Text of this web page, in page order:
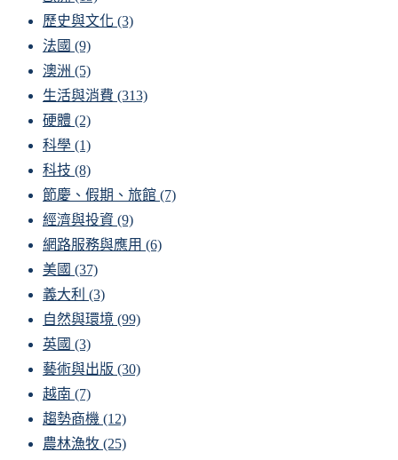
歷史與文化 (3)
法國 (9)
澳洲 (5)
生活與消費 (313)
硬體 (2)
科學 (1)
科技 (8)
節慶、假期、旅館 (7)
經濟與投資 (9)
網路服務與應用 (6)
美國 (37)
義大利 (3)
自然與環境 (99)
英國 (3)
藝術與出版 (30)
越南 (7)
趨勢商機 (12)
農林漁牧 (25)